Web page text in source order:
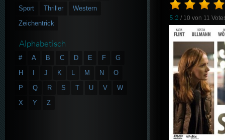
5.2 / 10 von 11
Sport
Thriller
Western
Zeichentrick
Alphabetisch
# A B C D E F
G
H
J K L M N
O
P
Q R S T U V
W
X
Y Z